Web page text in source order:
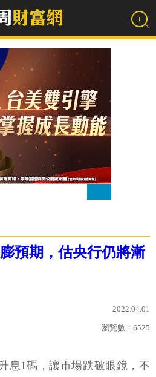
預期，估央行仍將漸
2022.04.01
瀏覽數： 6525
息1碼，讓市場跌破眼鏡，不